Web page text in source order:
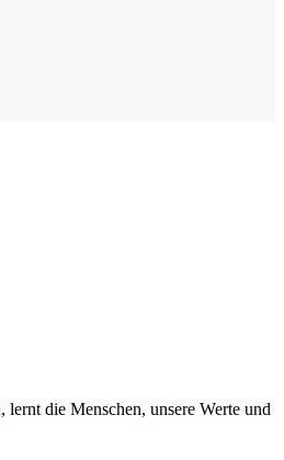
die Menschen, unsere Werte und